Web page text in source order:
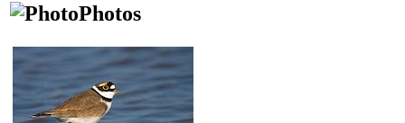
Photos